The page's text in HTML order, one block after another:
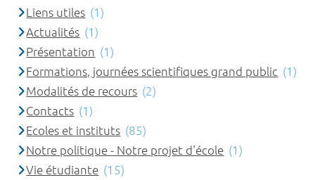
Liens utiles (1)
Actualités (1)
Présentation (1)
Formations, journées scientifiques grand public (1)
Modalités de recours (2)
Contacts (1)
Ecoles et instituts (85)
Notre politique - Notre projet d'école (1)
Vie étudiante (15)